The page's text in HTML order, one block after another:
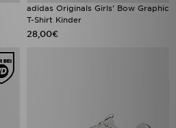
adidas Originals Girls' Bow Graphic
T-Shirt Kinder
28,00€